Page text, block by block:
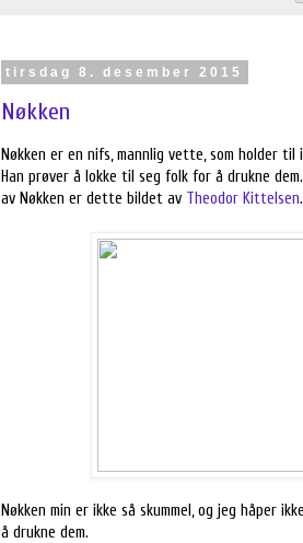
tirsdag 8. desember 2015
Nøkken
Nøkken er en nifs, mannlig vette, som holder
Han prøver å lokke til seg folk for å drukne
av Nøkken er dette bildet av Theodor Kittelsen.
Nøkken min er ikke så skummel, og jeg håper
å drukne dem.